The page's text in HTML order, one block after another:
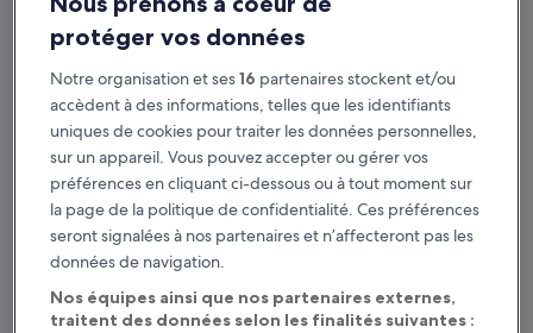
10.0
sur
10,
Exceptionnel,
10/10 Exceptionnel (7 avis)
prix
est
de
taxes et frais compris
14 août - 15 août
Brit Hotel Du Stade
protéger vos données
Notre organisation et ses16 partenaires stockent et/ou
accèdent à des informations, telles que les identifiants
uniques de cookies pour traiter les données personnelles,
sur un appareil. Vous pouvez accepter ou gérer vos
préférences en cliquant ci-dessous ou à tout moment sur
la page de la politique de confidentialité. Ces préférences
seront signalées à nos partenaires et n’affecteront pas les
données de navigation.
Nos équipes ainsi que nos partenaires externes,
traitent des données selon les finalités suivantes :